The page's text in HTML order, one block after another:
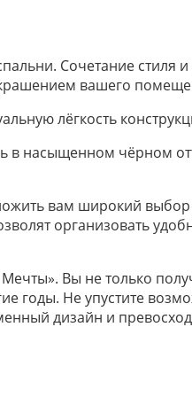
Сочетание стиля
вашего
лёгкость
в насыщенном чёрном
вам широкий
организовать
Вы не только
годы. Не упустите
дизайн и